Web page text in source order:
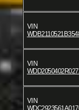
VIN
VIN
VIN